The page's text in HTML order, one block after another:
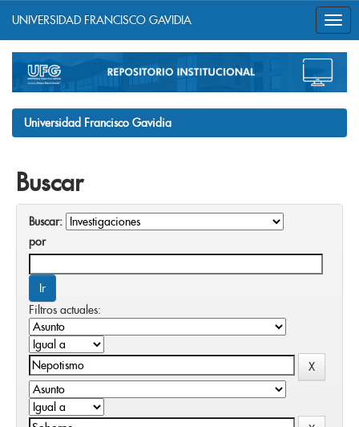
navigation
UNIVERSIDAD FRANCISCO GAVIDIA
Universidad Francisco Gavidia
Buscar
Buscar:
por
Filtros actuales: